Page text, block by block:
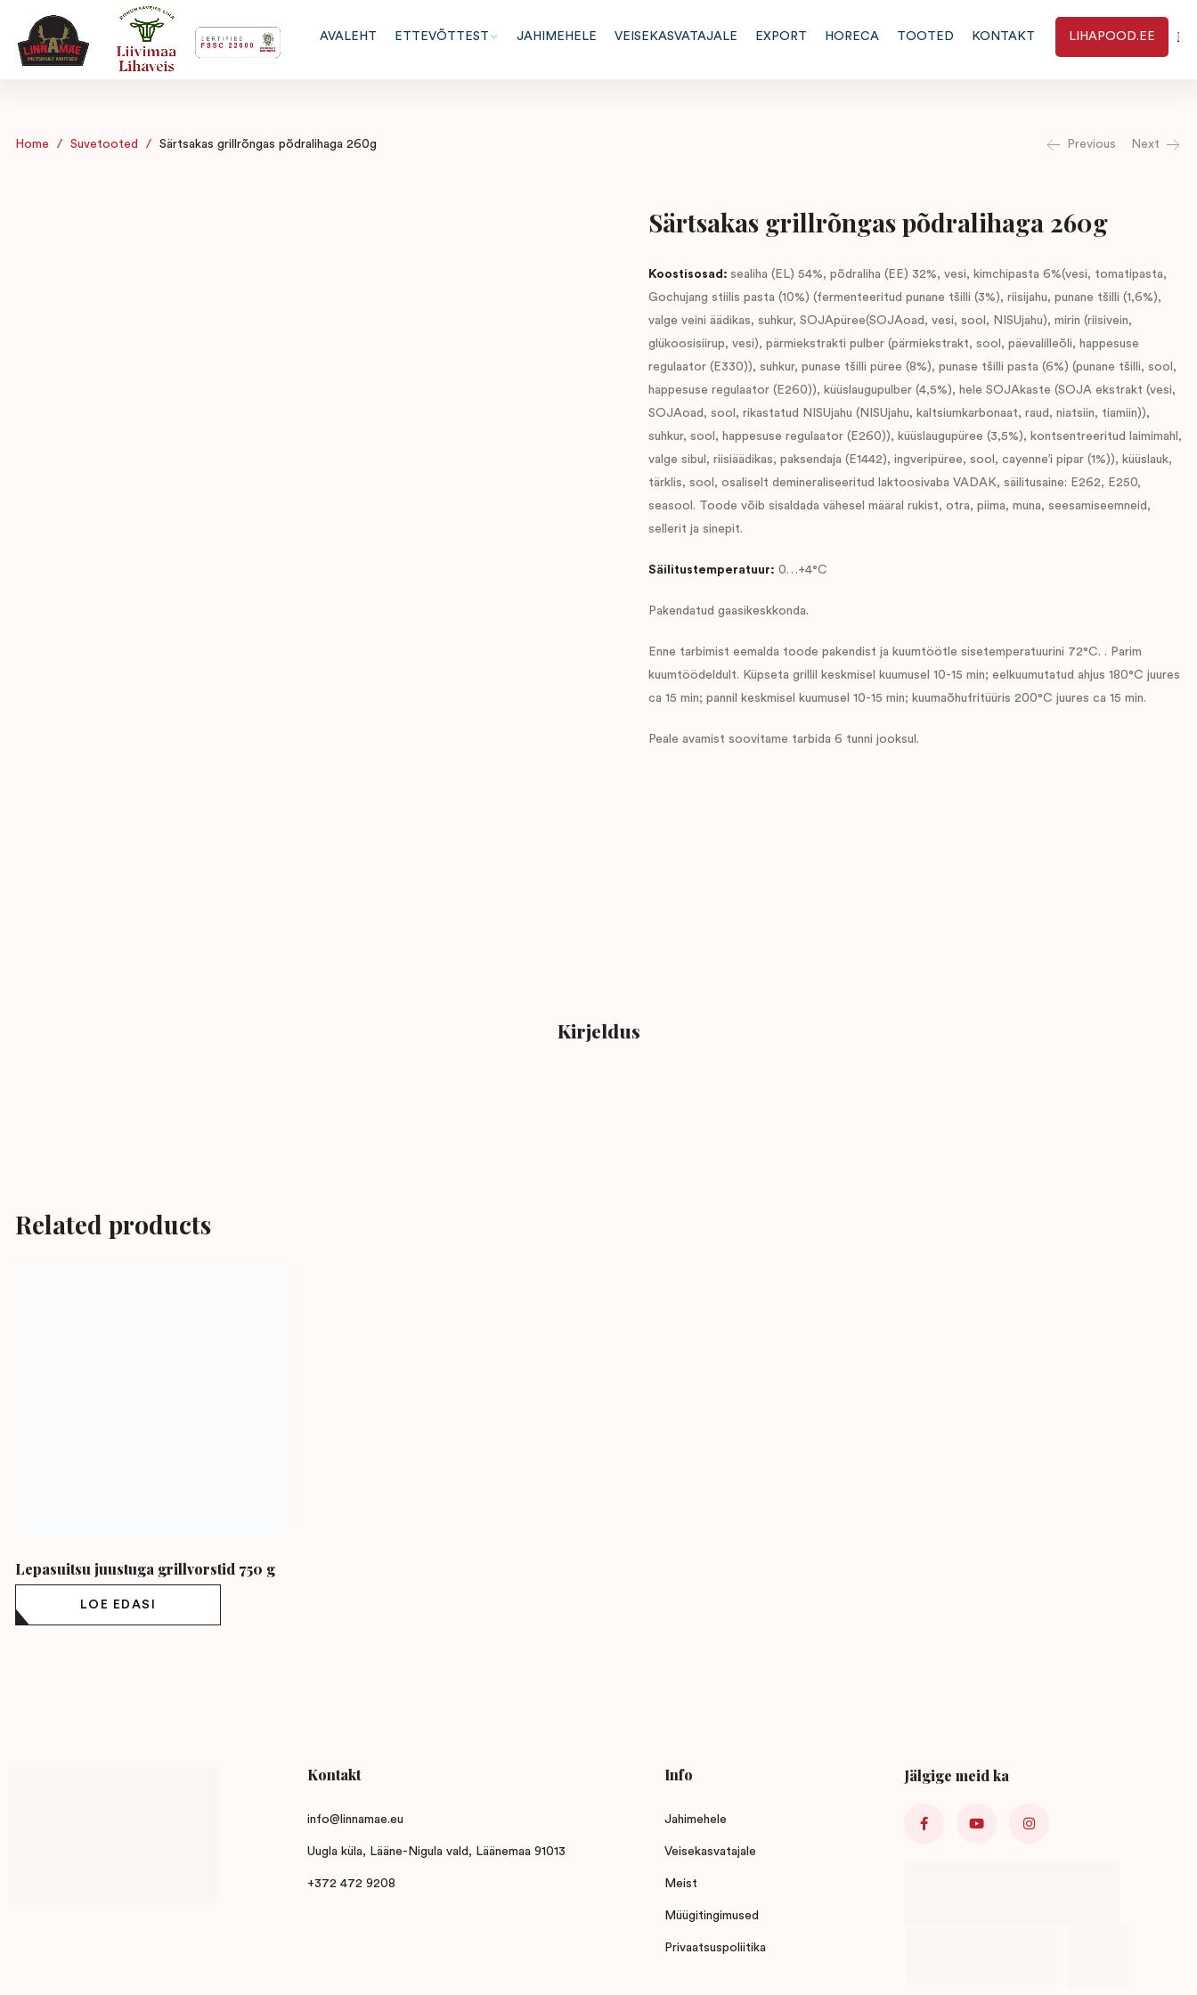
AVALEHT ETTEVÕTTEST JAHIMEHELE VEISEKASVATAJALE EXPORT HORECA TOOTED KONTAKT LIHAPOOD.EE
Home / Suvetooted / Särtsakas grillrõngas põdralihaga 260g Previous Next
Särtsakas grillrõngas põdralihaga 260g
Koostisosad: sealiha (EL) 54%, põdraliha (EE) 32%, vesi, kimchipasta 6%(vesi, tomatipasta,
Gochujang stiilis pasta (10%) (fermenteeritud punane tšilli (3%), riisijahu, punane tšilli (1,6%),
valge veini äädikas, suhkur, SOJApüree(SOJAoad, vesi, sool, NISUjahu), mirin (riisivein,
glükoosisiirup, vesi), pärmiekstrakti pulber (pärmiekstrakt, sool, päevalilleõli, happesuse
regulaator (E330)), suhkur, punase tšilli püree (8%), punase tšilli pasta (6%) (punane tšilli, sool,
happesuse regulaator (E260)), küüslaugupulber (4,5%), hele SOJAkaste (SOJA ekstrakt (vesi,
SOJAoad, sool, rikastatud NISUjahu (NISUjahu, kaltsiumkarbonaat, raud, niatsiin, tiamiin)),
suhkur, sool, happesuse regulaator (E260)), küüslaugupüree (3,5%), kontsentreeritud laimimahl,
valge sibul, riisiäädikas, paksendaja (E1442), ingveripüree, sool, cayenne’i pipar (1%)), küüslauk,
tärklis, sool, osaliselt demineraliseeritud laktoosivaba VADAK, säilitusaine: E262, E250,
seasool. Toode võib sisaldada vähesel määral rukist, otra, piima, muna, seesamiseemneid,
sellerit ja sinepit.
Säilitustemperatuur: 0…+4°C
Pakendatud gaasikeskkonda.
Enne tarbimist eemalda toode pakendist ja kuumtöötle sisetemperatuurini 72°C. . Parim
kuumtöödeldult. Küpseta grillil keskmisel kuumusel 10-15 min; eelkuumutatud ahjus 180°C juures
ca 15 min; pannil keskmisel kuumusel 10-15 min; kuumaõhufritüüris 200°C juures ca 15 min.
Peale avamist soovitame tarbida 6 tunni jooksul.
Kirjeldus
Related products
Lepasuitsu juustuga grillvorstid 750 g
LOE EDASI
Kontakt
info@linnamae.eu
Uugla küla, Lääne-Nigula vald, Läänemaa 91013
+372 472 9208
Info
Jahimehele
Veisekasvatajale
Meist
Müügitingimused
Privaatsuspoliitika
Jälgige meid ka